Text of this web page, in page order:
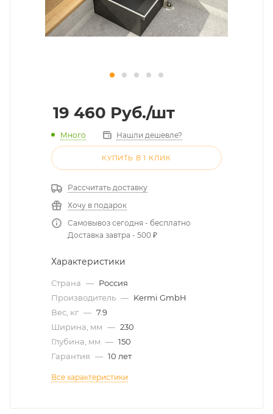
19 460 Руб./шт
Много Нашли дешевле?
КУПИТЬ В 1 КЛИК
Рассчитать доставку
Хочу в подарок
Самовывоз сегодня - бесплатно
Доставка завтра - 500 ₽
Характеристики
Страна — Россия
Производитель — Kermi GmbH
Вес, кг — 7.9
Ширина, мм — 230
Глубина, мм — 150
Гарантия — 10 лет
Все характеристики